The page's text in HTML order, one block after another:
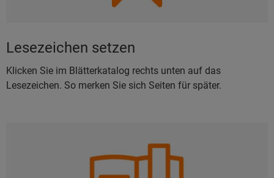
Lesezeichen setzen
Klicken Sie im Blätterkatalog rechts unten auf das
Lesezeichen. So merken Sie sich Seiten für später.